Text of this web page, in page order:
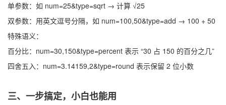
单参数：如 num=25&type=sqrt → 计算 √25
双参数：用英文逗号分隔，如 num=100,50&type=add → 100 + 50
特殊语义：
百分比：num=30,150&type=percent 表示 “30 占 150 的百分之几”
四舍五入：num=3.14159,2&type=round 表示保留 2 位小数
三、一步搞定，小白也能用